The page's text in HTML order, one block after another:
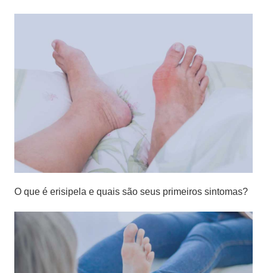
O que é erisipela e quais são seus primeiros sintomas?